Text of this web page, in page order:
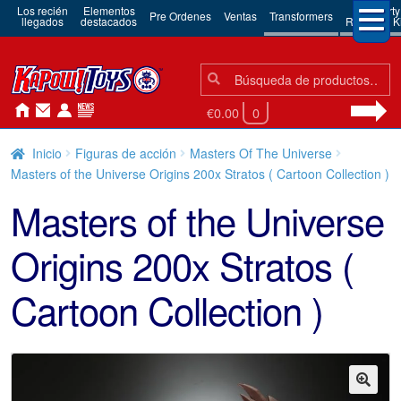
Los recién
llegados
Elementos
destacados Pre Ordenes Ventas Transformers 3rd Party
Robots &
Búsqueda:
Búsqueda
€0.00 0
Inicio Figuras de acción
Masters Of The Universe
Masters of the Universe Origins 200x Stratos ( Cartoon Collection )
Masters of the Universe
Origins 200x Stratos (
Cartoon Collection )